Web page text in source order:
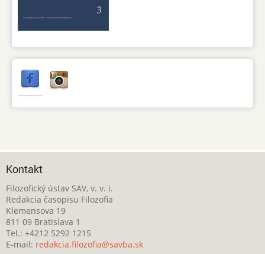
Kontakt
Filozofický ústav SAV, v. v. i.
Redakcia časopisu Filozofia
Klemensova 19
811 09 Bratislava 1
Tel.: +4212 5292 1215
E-mail: redakcia.filozofia@savba.sk